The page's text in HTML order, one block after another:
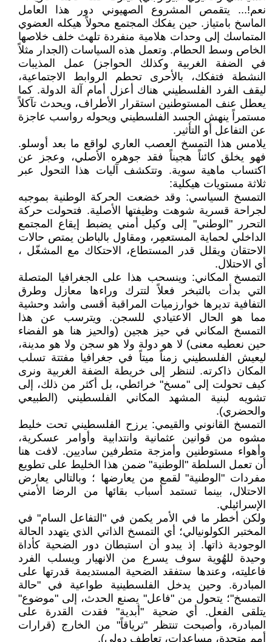
نعم!... يتقمص المشروع الصهيوني دور هذا العامل
الماسخ بامتياز. حين يفكك المجتمع محولاً هيكله العضوي
المتماسك إلى وحدات هلامية منفردة تلهث خلف خلاصها
الخاص وسط الحطام. وتعمل هذه السياسات (الجدار مثلاً
في الضفة الغربية وكذلك الحواجز) عمل المذيبات
النشطة فتفكك، بالأحرى تحطم الروابط الاجتماعية،
ليقف الفرد الفلسطيني هناك أعزل أمام آلة الدولة. كما
يعطل عنف المستوطنين استقرار الأطراف، ويحدث تآكلاً
مستمراً ينهش الجسد الفلسطيني ويحوله رواسب عاجزة
عن التفاعل أو التأثير.
يلامس هذا التمسخ العصب العاري لواقع ما بعد أوسلو.
فهو يخلق كائناً هجيناً فقد جوهره الأصلي، وعجز عن
اكتساب ماهية سوية. وتتكشف آليات هذا التحول عبر
ثلاثة مستويات هيكلية:
التمسخ السياسي: وقد خضعت الحركة الوطنية بموجبه
لجراحة قسرية شوهت وظيفتها الأصلية. فتحولت حركة
التحرر "الوطني" إلى وكيل أمني يضبط إيقاع المجتمع
الداخلي لحماية المستعمِر، ومقاول بالباطن يمتص حالات
الاحتقان ويقلل قدر المستطاع، الاحتكاك مع المشغّل ،
أي الاحتلال.
التمسخ المكاني: وينسحب هذا على الجغرافيا المتصلة
التي بدأت بالتبخر فعلاً لتترك وراءها معازل وطرق
التفافية تديرها خوارزميات المراقبة أقسى وأشد وحشية
مما هو الحال الاعتيادي للسجن. ويترسب عن هذا
التمسخ المكاني في حيز هجين (والحيز هنا هو الفضاء
حين نعطيه معنى) لا هو دولة ولا هو سجن ولا هو مدينة،
ليعيش الفلسطيني زمناً ميتاً في جغرافيا مفتتة تسلب
المكان ذاكرته. لننظر إلى خريطة الضفة الغربية ونرى
كيف تحولت إلى "مسخ" خرائطي، بل أكثر من ذلك، إلى
تشويه لبنية المشهد المكاني الفلسطيني (الطبيعي
والحضري).
التمسخ القانوني والقيمي: يرزح الفلسطيني تحت خليط
مشوه من قوانين عثمانية وانتدابية وأوامر عسكرية،
وأهواء مستوطنين وأمزجة متطرفين ساديين. لافت هنا
أن تعمل السلطة "الوطنية" ضمن هذا الخليط على تطويع
مفردات "الوطنية" لقمع من يعارضها ؛ وبالتالي يعارض
الاحتلال، بينما تستمد أسباب بقائها من الرضا الأمني
الإسرائيلي.
ولكن أخطر ما في الأمر يكمن في "التفاعل السام" في
المختبر الكولونيالي؛ أي التمسخ الذاتي الذي يتهدد الحالة
الوجودية ذاتها. إذ يبدو أن استبطان دور الضحية كأداة
وحيدة للهُوية سوف يسرع من الانهيار ويسلب الفرد
فاعليته، وعندها ستفقد الضحية المستديمة قدرتها على
المبادرة. وحين يدخل الفلسطينية طواعية في "حالة
التمسخ"؛ يتحول من "فاعل" يصنع الحدث، إلى "موضوع"
يتلقى الفعل. أي ضحية "أبدية" فقدت القدرة على
المبادرة، وأصبحت تنتظر "ترياقاً" من الخارج (قرارات
أمم متحدة، مساعدات، تعاطف دولي).